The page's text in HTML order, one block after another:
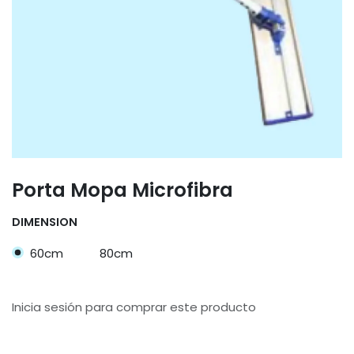
Porta Mopa Microfibra
DIMENSION
60cm 80cm
Inicia sesión para comprar este producto